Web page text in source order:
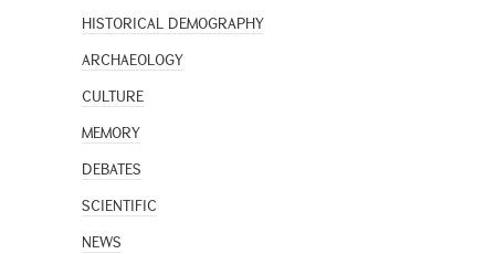
HISTORICAL DEMOGRAPHY
ARCHAEOLOGY
CULTURE
MEMORY
DEBATES
SCIENTIFIC
NEWS